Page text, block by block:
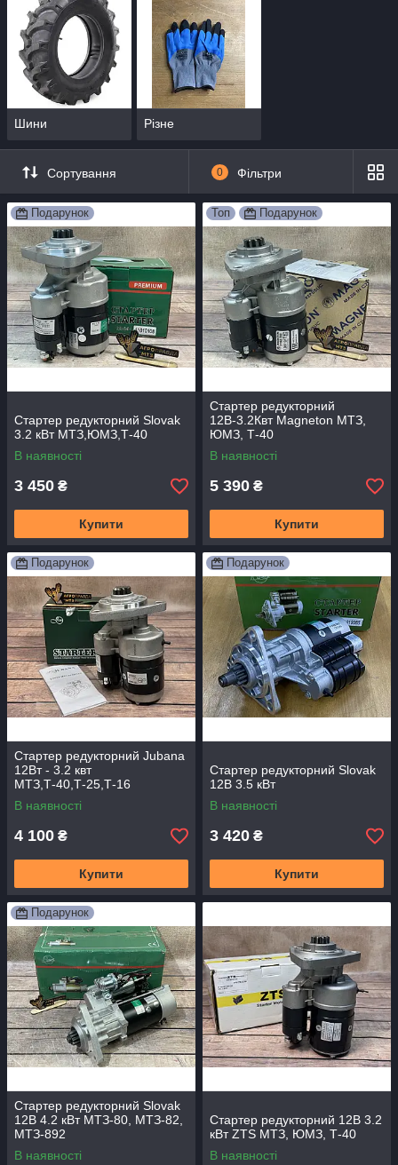
Шини Різне
Сортування 0 Фільтри
Подарунок
Стартер редукторний Slovak
3.2 кВт МТЗ,ЮМЗ,Т-40
В наявності
3 450 ₴
Купити
Топ Подарунок
Стартер редукторний
12В-3.2Квт Magneton МТЗ,
ЮМЗ, Т-40
В наявності
5 390 ₴
Купити
Подарунок
Стартер редукторний Jubana
12Вт - 3.2 квт
МТЗ,Т-40,Т-25,Т-16
В наявності
4 100 ₴
Купити
Подарунок
Стартер редукторний Slovak
12В 3.5 кВт
В наявності
3 420 ₴
Купити
Подарунок
Стартер редукторний Slovak
12В 4.2 кВт МТЗ-80, МТЗ-82,
МТЗ-892
В наявності
Стартер редукторний 12В 3.2
кВт ZTS МТЗ, ЮМЗ, Т-40
В наявності